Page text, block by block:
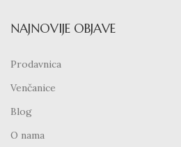
NAJNOVIJE OBJAVE
Prodavnica
Venčanice
Blog
O nama